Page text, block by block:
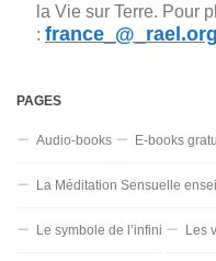
la Vie sur Terre. Pour
: france_@_rael.org
PAGES
Audio-books E-books
La Méditation Sensuelle
Le symbole de l’infini Les